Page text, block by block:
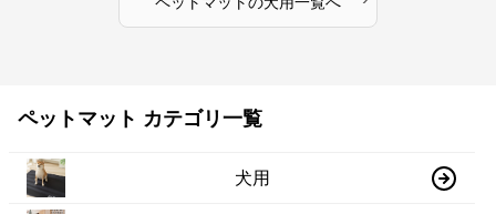
ペットマット カテゴリ一覧
犬用